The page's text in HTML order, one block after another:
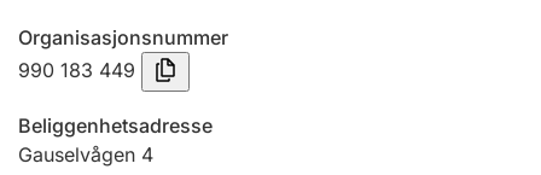
Tinglysing
Jeger
Betaling og jegeravgiftskort
Organisasjonsnummer
990 183 449
Beliggenhetsadresse
Gauselvågen 4